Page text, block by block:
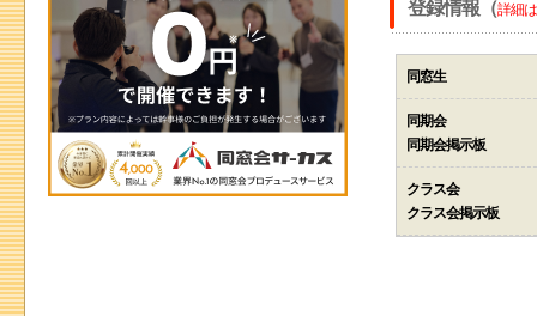
登録情報（詳細
同窓生
同期会
同期会掲示板
クラス会
クラス会掲示板